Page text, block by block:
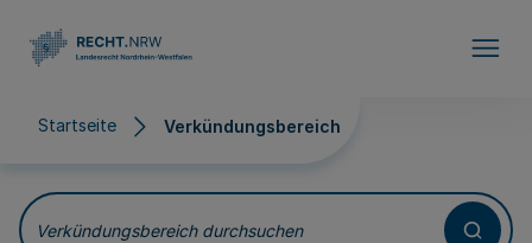
Startseite Verkündungsbereich
Verkündungsbereich